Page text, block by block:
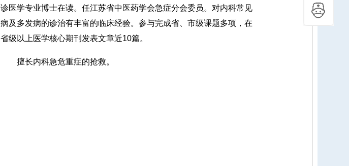
诊医学专业博士在读。任江苏省中医药学会急症分会委员。对内科常见
病及多发病的诊治有丰富的临床经验。参与完成省、市级课题多项，在
省级以上医学核心期刊发表文章近10篇。
擅长内科急危重症的抢救。